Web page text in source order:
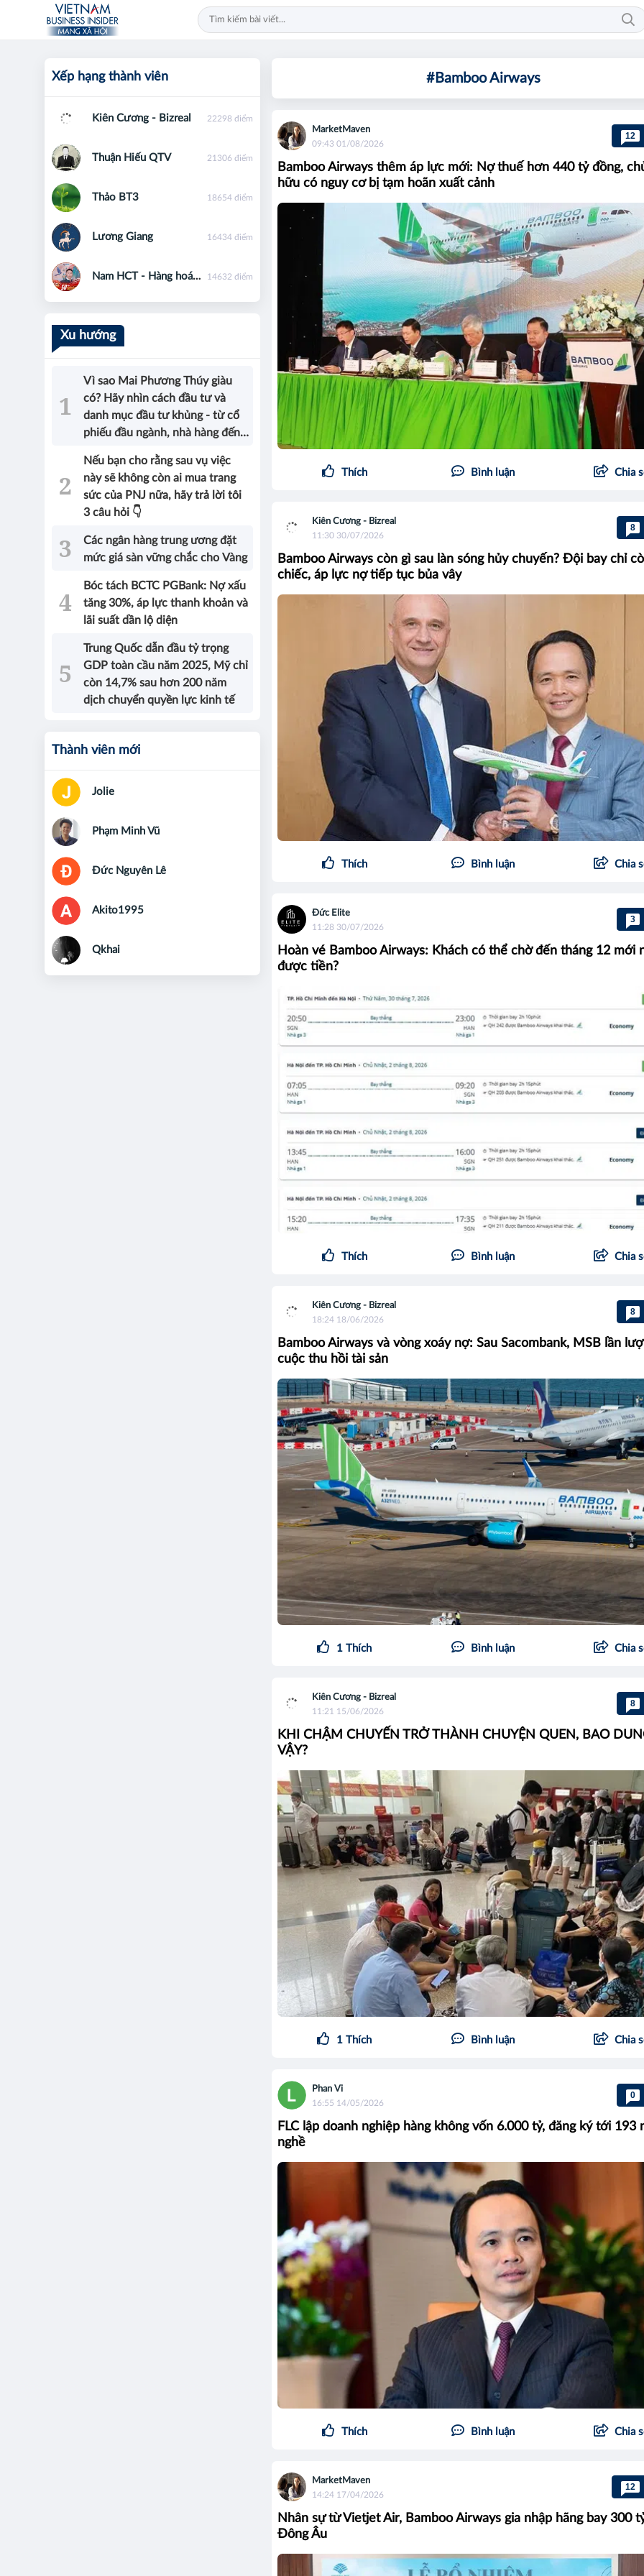
#Bamboo Airways
MarketMaven
09:43 01/08/2026
12
Bamboo Airways thêm áp lực mới: Nợ thuế hơn 440 tỷ đồng,
hữu có nguy cơ bị tạm hoãn xuất cảnh
Thích Bình luận Chia
Kiên Cương - Bizreal
11:30 30/07/2026
8
Bamboo Airways còn gì sau làn sóng hủy chuyến? Đội bay chỉ
chiếc, áp lực nợ tiếp tục bủa vây
Thích Bình luận Chia
Đức Elite
11:28 30/07/2026
3
Hoàn vé Bamboo Airways: Khách có thể chờ đến tháng 12 mới
được tiền?
Thích Bình luận Chia
Kiên Cương - Bizreal
18:24 18/06/2026
8
Bamboo Airways và vòng xoáy nợ: Sau Sacombank, MSB lần
cuộc thu hồi tài sản
1 Thích Bình luận Chia
Kiên Cương - Bizreal
11:21 15/06/2026
8
KHI CHẬM CHUYẾN TRỞ THÀNH CHUYỆN QUEN, BAO
VẬY?
1 Thích Bình luận Chia
Phan Vi
16:55 14/05/2026
0
FLC lập doanh nghiệp hàng không vốn 6.000 tỷ, đăng ký tới 193
nghề
Thích Bình luận Chia
MarketMaven
14:24 17/04/2026
12
Nhân sự từ Vietjet Air, Bamboo Airways gia nhập hãng bay 300
Đông Âu
Xếp hạng thành viên
Kiên Cương - Bizreal 22298 điểm
Thuận Hiếu QTV 21306 điểm
Thảo BT3 18654 điểm
Lương Giang 16434 điểm
Nam HCT - Hàng hoá phái sinh - 0867091553 14632 điểm
Xu hướng
Vì sao Mai Phương Thúy giàu
có? Hãy nhìn cách đầu tư và
danh mục đầu tư khủng - từ cổ
phiếu đầu ngành, nhà hàng đến
được câu trả lời!
Nếu bạn cho rằng sau vụ việc
này sẽ không còn ai mua trang
sức của PNJ nữa, hãy trả lời tôi
3 câu hỏi 👇
Các ngân hàng trung ương đặt
mức giá sàn vững chắc cho Vàng
Bóc tách BCTC PGBank: Nợ xấu
tăng 30%, áp lực thanh khoản và
lãi suất dần lộ diện
Trung Quốc dẫn đầu tỷ trọng
GDP toàn cầu năm 2025, Mỹ chỉ
còn 14,7% sau hơn 200 năm
dịch chuyển quyền lực kinh tế
Thành viên mới
Jolie
Phạm Minh Vũ
Đức Nguyên Lê
Akito1995
Qkhai